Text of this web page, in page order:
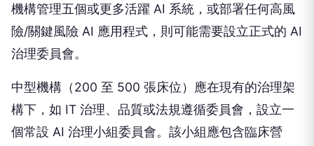
機構管理五個或更多活躍 AI 系統，或部署任何高風
險/關鍵風險 AI 應用程式，則可能需要設立正式的 AI
治理委員會。
中型機構（200 至 500 張床位）應在現有的治理架
構下，如 IT 治理、品質或法規遵循委員會，設立一
個常設 AI 治理小組委員會。該小組應包含臨床營